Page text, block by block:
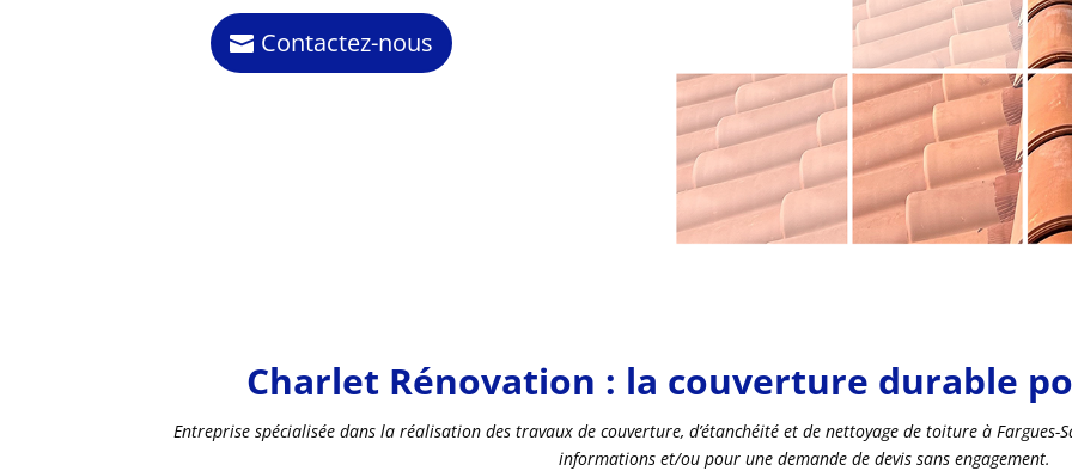
Contactez-nous
Charlet Rénovation : la couverture durable
Entreprise spécialisée dans la réalisation des travaux de couverture, d’étanchéité et de nettoyage de toiture à
informations et/ou pour une demande de devis sans engagement.